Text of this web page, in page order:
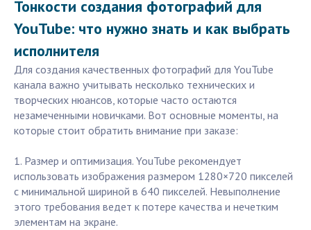
Тонкости создания фотографий для
YouTube: что нужно знать и как выбрать
исполнителя
Для создания качественных фотографий для YouTube
канала важно учитывать несколько технических и
творческих нюансов, которые часто остаются
незамеченными новичками. Вот основные моменты, на
которые стоит обратить внимание при заказе:
1. Размер и оптимизация. YouTube рекомендует
использовать изображения размером 1280×720 пикселей
с минимальной шириной в 640 пикселей. Невыполнение
этого требования ведет к потере качества и нечетким
элементам на экране.